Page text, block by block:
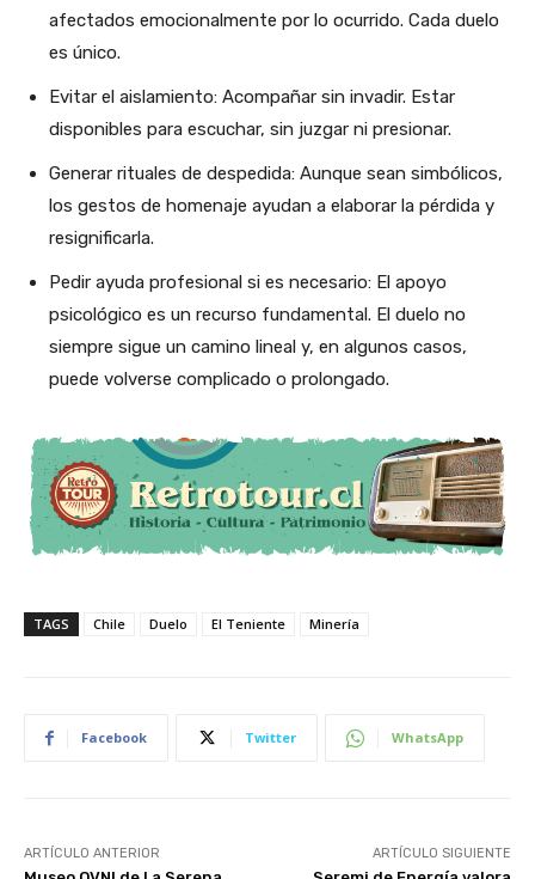
afectados emocionalmente por lo ocurrido. Cada duelo
es único.
Evitar el aislamiento: Acompañar sin invadir. Estar
disponibles para escuchar, sin juzgar ni presionar.
Generar rituales de despedida: Aunque sean simbólicos,
los gestos de homenaje ayudan a elaborar la pérdida y
resignificarla.
Pedir ayuda profesional si es necesario: El apoyo
psicológico es un recurso fundamental. El duelo no
siempre sigue un camino lineal y, en algunos casos,
puede volverse complicado o prolongado.
TAGS Chile Duelo El Teniente Minería
Facebook Twitter WhatsApp
ARTÍCULO ANTERIOR ARTÍCULO SIGUIENTE